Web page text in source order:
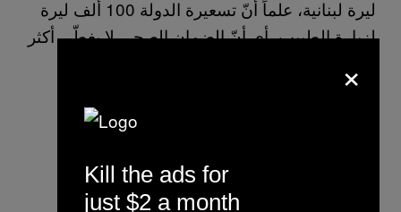
ليرة لبنانية، علماً أنّ تسعيرة الدولة 100 ألف ليرة
لزيارة الطبيب، أي أنّ الضمان الصحي لا يغطّي أكثر
النسائي، هذه حقوق أساسية للمواطن وليست
×
Kill the ads for
just $2 a month